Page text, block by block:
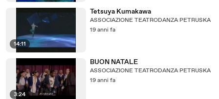
14:11
Tetsuya Kumakawa
ASSOCIAZIONE TEATRODANZA PETRUSKA
19 anni fa
3:24
BUON NATALE
ASSOCIAZIONE TEATRODANZA PETRUSKA
19 anni fa